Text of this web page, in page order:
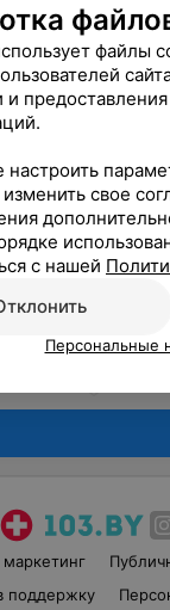
поддержку
файлы
и
свое
с нашей
Персональные